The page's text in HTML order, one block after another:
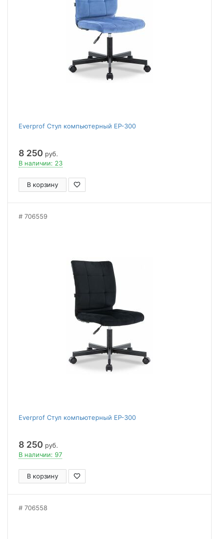
Everprof Стул компьютерный EP-300
8 250 руб.
В наличии: 23
В корзину
706559
Everprof Стул компьютерный EP-300
8 250 руб.
В наличии: 97
В корзину
706558